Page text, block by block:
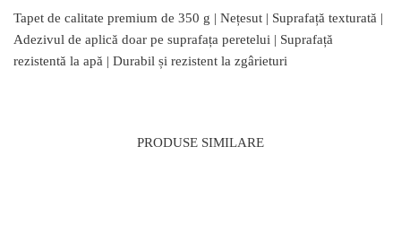
Tapet de calitate premium de 350 g | Nețesut | Suprafață texturată |
Adezivul de aplică doar pe suprafața peretelui | Suprafață
rezistentă la apă | Durabil și rezistent la zgârieturi
PRODUSE SIMILARE